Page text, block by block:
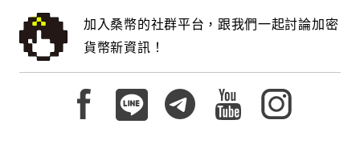
加入桑幣的社群平台，跟我們一起討論加密
貨幣新資訊！